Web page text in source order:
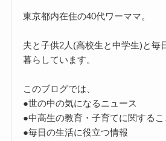
東京都内在住の40代ワーママ。
夫と子供2人(高校生と中学生)と毎
暮らしています。
このブログでは、
●世の中の気になるニュース
●中高生の教育・子育てに関するこ
●毎日の生活に役立つ情報